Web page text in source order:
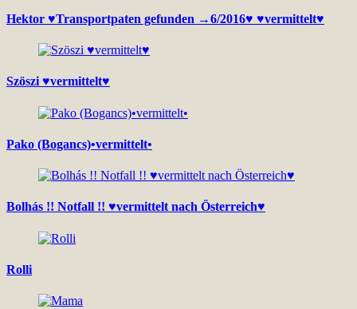
Hektor ♥Transportpaten gefunden →6/2016♥ ♥vermittelt♥
Szöszi ♥vermittelt♥
Pako (Bogancs)•vermittelt•
Bolhás !! Notfall !! ♥vermittelt nach Österreich♥
Rolli